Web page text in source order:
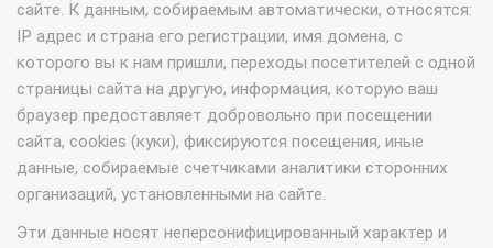
сайте. К данным, собираемым автоматически, относятся:
IP адрес и страна его регистрации, имя домена, с
которого вы к нам пришли, переходы посетителей с одной
страницы сайта на другую, информация, которую ваш
браузер предоставляет добровольно при посещении
сайта, cookies (куки), фиксируются посещения, иные
данные, собираемые счетчиками аналитики сторонних
организаций, установленными на сайте.
Эти данные носят неперсонифицированный характер и